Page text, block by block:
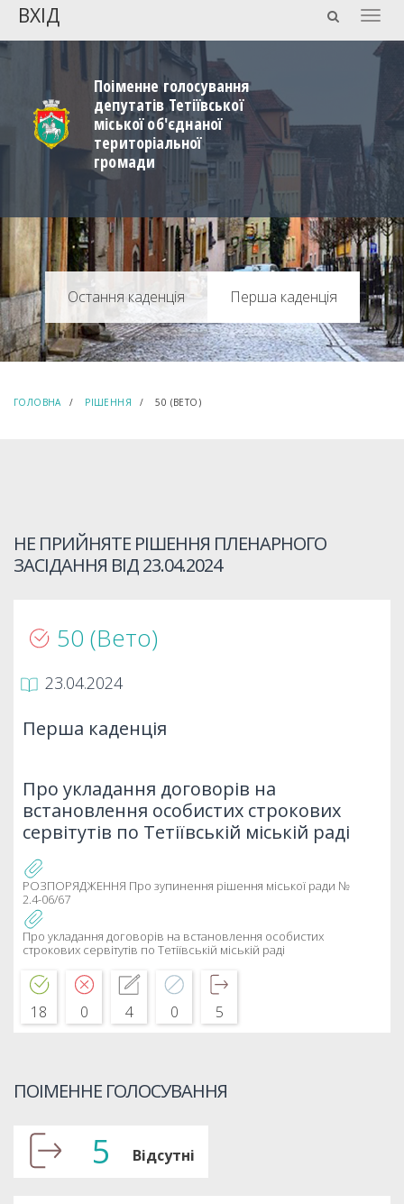
ВХІД
Поіменне голосування
депутатів Тетіївської
міської об'єднаної
територіальної
громади
Перша каденція
ГОЛОВНА РІШЕННЯ 50 (ВЕТО)
НЕ ПРИЙНЯТЕ РІШЕННЯ ПЛЕНАРНОГО
ЗАСІДАННЯ ВІД23.04.2024
50 (Вето)
23.04.2024
Перша каденція
Про укладання договорів на
встановлення особистих строкових
сервітутів по Тетіївській міській раді
РОЗПОРЯДЖЕННЯ Про зупинення рішення міської ради №
2.4-06/67
Про укладання договорів на встановлення особистих
строкових сервітутів по Тетіївській міській раді
18 0 4 0 5
ПОІМЕННЕ ГОЛОСУВАННЯ
5 Відсутні